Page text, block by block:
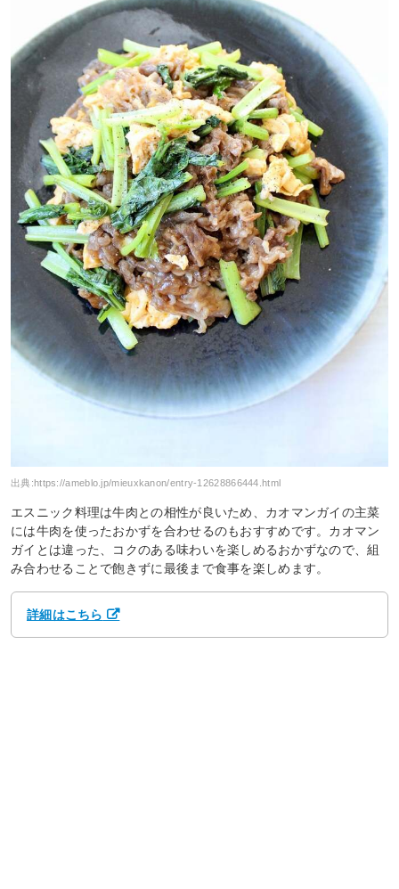
出典: https://ameblo.jp/mieuxkanon/entry-12628866444.html
エスニック料理は牛肉との相性が良いため、カオマンガイの主菜
には牛肉を使ったおかずを合わせるのもおすすめです。カオマン
ガイとは違った、コクのある味わいを楽しめるおかずなので、組
み合わせることで飽きずに最後まで食事を楽しめます。
詳細はこちら